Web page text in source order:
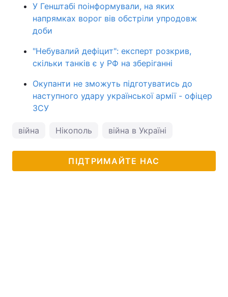
У Генштабі поінформували, на яких
напрямках ворог вів обстріли упродовж
доби
"Небувалий дефіцит": експерт розкрив,
скільки танків є у РФ на зберіганні
Окупанти не зможуть підготуватись до
наступного удару української армії - офіцер
ЗСУ
війна Нікополь війна в Україні
ПІДТРИМАЙТЕ НАС